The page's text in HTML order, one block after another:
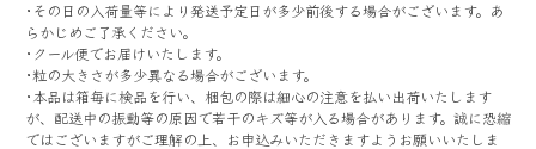
･その日の入荷量等により発送予定日が多少前後する場合がございます。あ
らかじめご了承ください。
･クール便でお届けいたします。
･粒の大きさが多少異なる場合がございます。
･本品は箱毎に検品を行い、梱包の際は細心の注意を払い出荷いたします
が、配送中の振動等の原因で若干のキズ等が入る場合があります。誠に恐縮
ではございますがご理解の上、お申込みいただきますようお願いいたしま